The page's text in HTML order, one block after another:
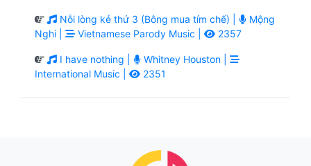
Nỗi lòng kẻ thứ 3 (Bông mua tím chế) |
Mộng
Nghi |
Vietnamese Parody Music | 2357
I have nothing |
Whitney Houston |
International Music |
2351